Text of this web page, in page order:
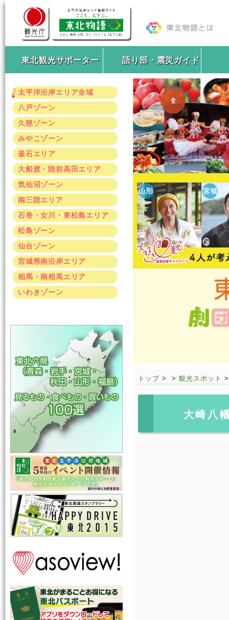
東北観光サポーター 語り部・震災ガイド
太平洋沿岸エリア全域
八戸ゾーン
久慈ゾーン
みやこゾーン
釜石エリア
大船渡・陸前高田エリア
気仙沼ゾーン
南三陸エリア
石巻・女川・東松島エリア
松島ゾーン
仙台ゾーン
宮城県南沿岸エリア
相馬・南相馬エリア
いわきゾーン
トップ > > 観光スポット
大崎八